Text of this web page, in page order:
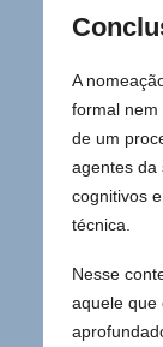
A
formal nem
de um
agentes da
cognitivos
técnica.
Nesse
aquele que